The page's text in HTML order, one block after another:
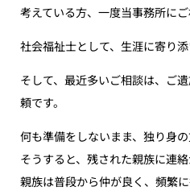
考えている方、一度当事務所に
社会福祉士として、生涯に寄り
そして、最近多いご相談は、ご
頼です。
何も準備をしないまま、独り身
そうすると、残された親族に連
親族は普段から仲が良く、頻繁